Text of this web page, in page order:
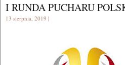
I RUNDA PUCHARU
13 sierpnia, 2019 |